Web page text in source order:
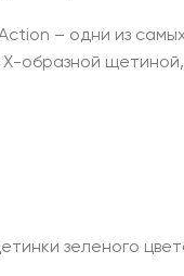
– одни из
образной
зеленого